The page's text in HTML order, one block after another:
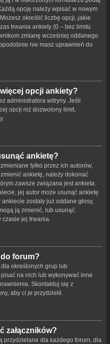
opcję należy wpisać w nowym
określić liczbę opcji, jakie
trwania ankiety (0 – bez limitu
zmianę wcześniej oddanego
nie masz uprawnień do
opcji ankiety?
administratora witryny. Jeśli
opcji niż dozwolony limit,
ankietę?
tylko przez ich autorów,
ankietę, należy dokonać
zawsze związana jest ankieta.
jej autor może usunąć ankietę
zostały już oddane głosy,
ją zmienić, lub usunąć.
jej trwania.
forum?
określonych grup lub
na nich lub wykonywać inne
Skontaktuj się z
aby ci je przydzielił.
załączników?
przydzielane dla każdego forum, dla